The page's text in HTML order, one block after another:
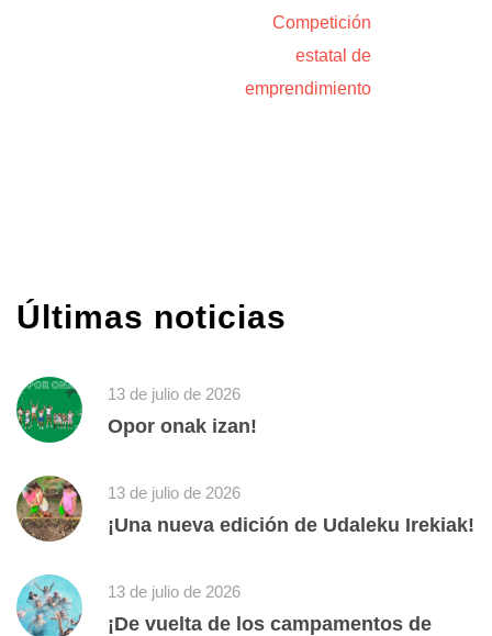
Competición
estatal de
emprendimiento
Últimas noticias
13 de julio de 2026
Opor onak izan!
13 de julio de 2026
¡Una nueva edición de Udaleku Irekiak!
13 de julio de 2026
¡De vuelta de los campamentos de